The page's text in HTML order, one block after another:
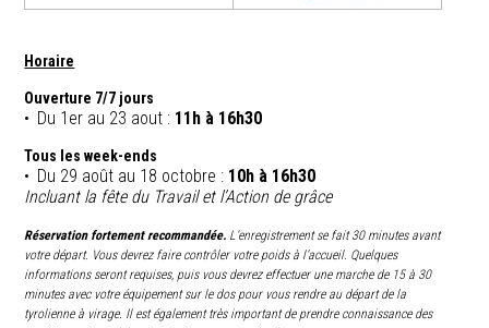
Horaire
Ouverture 7/7 jours
Du 1er au 23 aout : 11h à 16h30
Tous les week-ends
Du 29 août au 18 octobre : 10h à 16h30
Incluant la fête du Travail et l’Action de grâce
Réservation fortement recommandée. L’enregistrement se fait 30 minutes avant
votre départ. Vous devrez faire contrôler votre poids à l’accueil. Quelques
informations seront requises, puis vous devrez effectuer une marche de 15 à 30
minutes avec votre équipement sur le dos pour vous rendre au départ de la
tyrolienne à virage. Il est également très important de prendre connaissance des